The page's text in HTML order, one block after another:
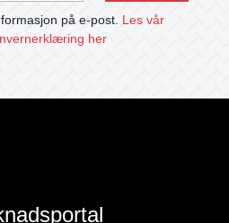
på e-post. Les vår
her